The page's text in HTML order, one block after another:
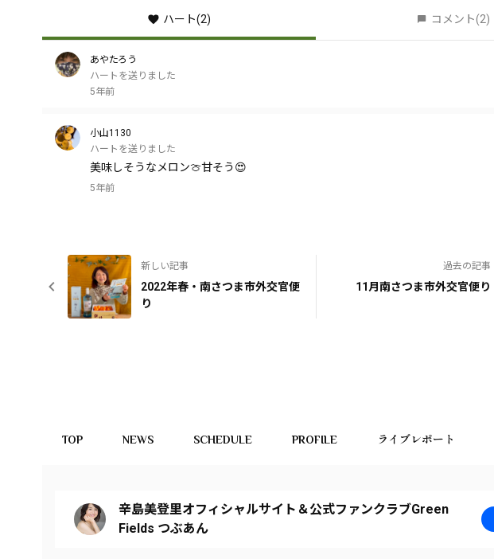
ハート(2) コメント(2)
あやたろう
ハートを送りました
5年前
小山1130
ハートを送りました
美味しそうなメロン🍈甘そう😍
5年前
新しい記事
2022年春・南さつま市外交官便
り
過去の記事
11月南さつま市外交官便り
TOP NEWS SCHEDULE PROFILE ライブレポート
辛島美登里オフィシャルサイト＆公式ファンクラブGreen
Fields つぶあん